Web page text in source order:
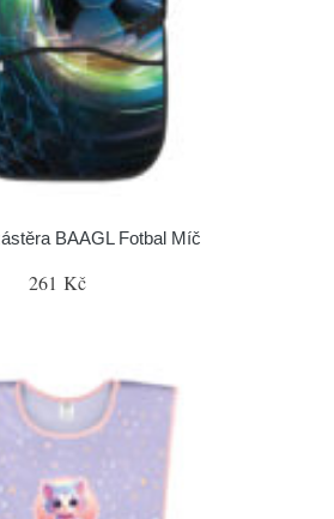
BAAGL Fotbal Míč
261 Kč